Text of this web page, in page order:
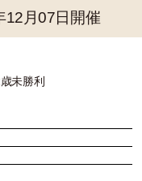
12月07日開催
未勝利